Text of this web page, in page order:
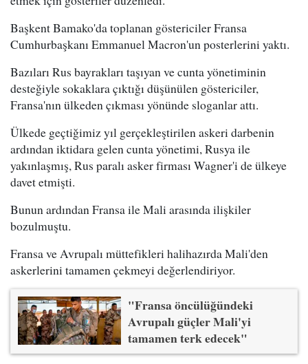
Başkent Bamako'da toplanan göstericiler Fransa
Cumhurbaşkanı Emmanuel Macron'un posterlerini yaktı.
Bazıları Rus bayrakları taşıyan ve cunta yönetiminin
desteğiyle sokaklara çıktığı düşünülen göstericiler,
Fransa'nın ülkeden çıkması yönünde sloganlar attı.
Ülkede geçtiğimiz yıl gerçekleştirilen askeri darbenin
ardından iktidara gelen cunta yönetimi, Rusya ile
yakınlaşmış, Rus paralı asker firması Wagner'i de ülkeye
davet etmişti.
Bunun ardından Fransa ile Mali arasında ilişkiler
bozulmuştu.
Fransa ve Avrupalı müttefikleri halihazırda Mali'den
askerlerini tamamen çekmeyi değerlendiriyor.
"Fransa öncülüğündeki
Avrupalı güçler Mali'yi
tamamen terk edecek"